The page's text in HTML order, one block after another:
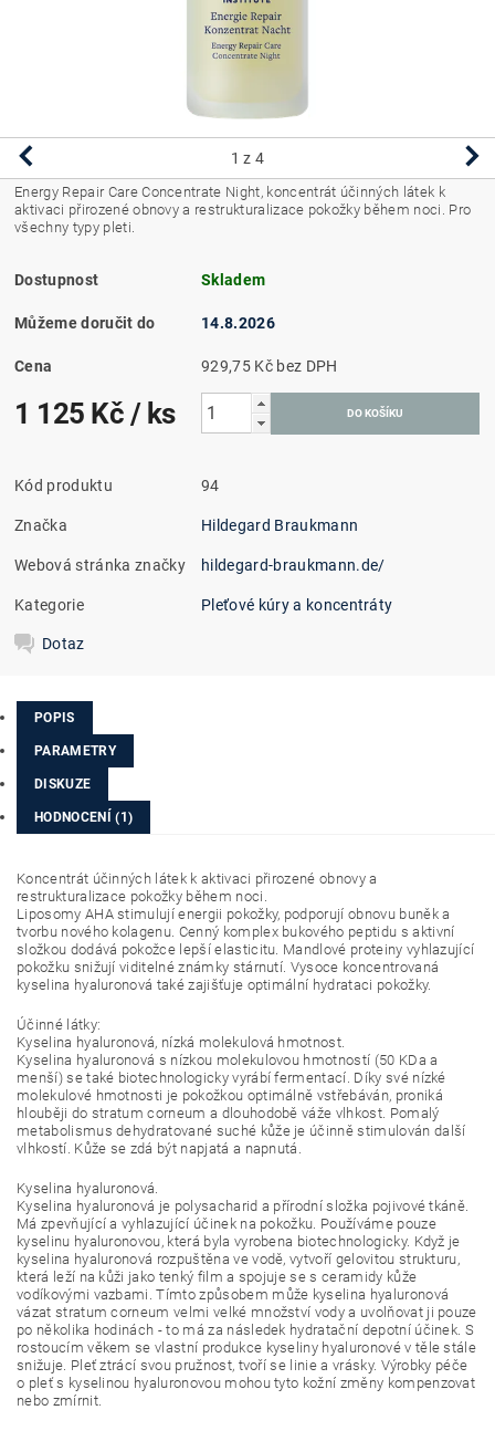
1 z 4
Energy Repair Care Concentrate Night, koncentrát účinných látek k
aktivaci přirozené obnovy a restrukturalizace pokožky během noci. Pro
všechny typy pleti.
Dostupnost Skladem
Můžeme doručit do 14.8.2026
Cena 929,75 Kč bez DPH
1 125 Kč / ks
Kód produktu 94
Značka Hildegard Braukmann
Webová stránka značky hildegard-braukmann.de/
Kategorie Pleťové kúry a koncentráty
Dotaz
POPIS
PARAMETRY
DISKUZE
HODNOCENÍ (1)
Koncentrát účinných látek k aktivaci přirozené obnovy a
restrukturalizace pokožky během noci.
Liposomy AHA stimulují energii pokožky, podporují obnovu buněk a
tvorbu nového kolagenu. Cenný komplex bukového peptidu s aktivní
složkou dodává pokožce lepší elasticitu. Mandlové proteiny vyhlazující
pokožku snižují viditelné známky stárnutí. Vysoce koncentrovaná
kyselina hyaluronová také zajišťuje optimální hydrataci pokožky.
Účinné látky:
Kyselina hyaluronová, nízká molekulová hmotnost.
Kyselina hyaluronová s nízkou molekulovou hmotností (50 KDa a
menší) se také biotechnologicky vyrábí fermentací. Díky své nízké
molekulové hmotnosti je pokožkou optimálně vstřebáván, proniká
hlouběji do stratum corneum a dlouhodobě váže vlhkost. Pomalý
metabolismus dehydratované suché kůže je účinně stimulován další
vlhkostí. Kůže se zdá být napjatá a napnutá.
Kyselina hyaluronová.
Kyselina hyaluronová je polysacharid a přírodní složka pojivové tkáně.
Má zpevňující a vyhlazující účinek na pokožku. Používáme pouze
kyselinu hyaluronovou, která byla vyrobena biotechnologicky. Když je
kyselina hyaluronová rozpuštěna ve vodě, vytvoří gelovitou strukturu,
která leží na kůži jako tenký film a spojuje se s ceramidy kůže
vodíkovými vazbami. Tímto způsobem může kyselina hyaluronová
vázat stratum corneum velmi velké množství vody a uvolňovat ji pouze
po několika hodinách - to má za následek hydratační depotní účinek. S
rostoucím věkem se vlastní produkce kyseliny hyaluronové v těle stále
snižuje. Pleť ztrácí svou pružnost, tvoří se linie a vrásky. Výrobky péče
o pleť s kyselinou hyaluronovou mohou tyto kožní změny kompenzovat
nebo zmírnit.